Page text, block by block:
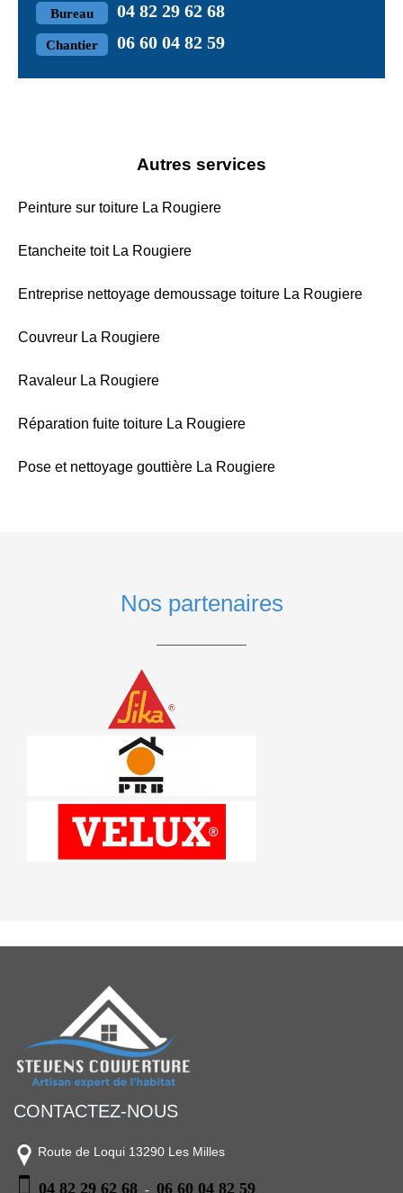
Bureau 04 82 29 62 68
Chantier 06 60 04 82 59
Autres services
Peinture sur toiture La Rougiere
Etancheite toit La Rougiere
Entreprise nettoyage demoussage toiture La Rougiere
Couvreur La Rougiere
Ravaleur La Rougiere
Réparation fuite toiture La Rougiere
Pose et nettoyage gouttière La Rougiere
Nos partenaires
CONTACTEZ-NOUS
Route de Loqui 13290 Les Milles
04 82 29 62 68 - 06 60 04 82 59